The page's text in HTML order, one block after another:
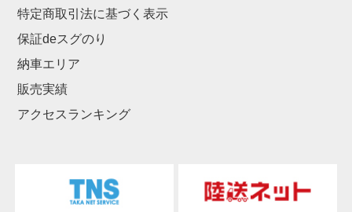
特定商取引法に基づく表示
保証deスグのり
納車エリア
販売実績
アクセスランキング